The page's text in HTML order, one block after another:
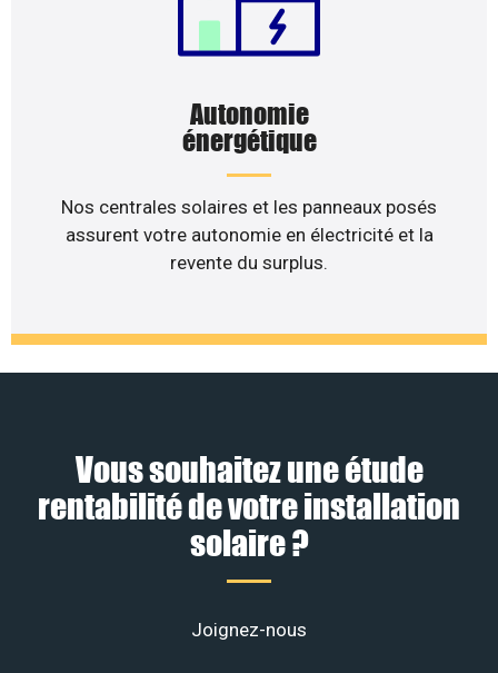
Autonomie
énergétique
Nos centrales solaires et les panneaux posés
assurent votre autonomie en électricité et la
revente du surplus.
Vous souhaitez une étude
rentabilité de votre installation
solaire ?
Joignez-nous